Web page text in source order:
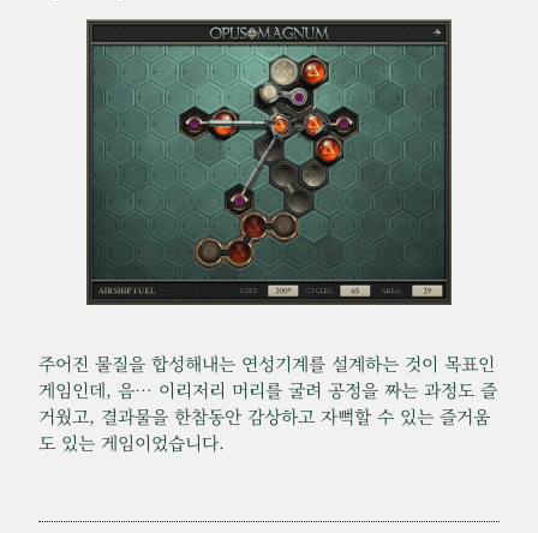
주어진 물질을 합성해내는 연성기계를 설계하는 것이 목표인
게임인데, 음… 이리저리 머리를 굴려 공정을 짜는 과정도 즐
거웠고, 결과물을 한참동안 감상하고 자뻑할 수 있는 즐거움
도 있는 게임이었습니다.